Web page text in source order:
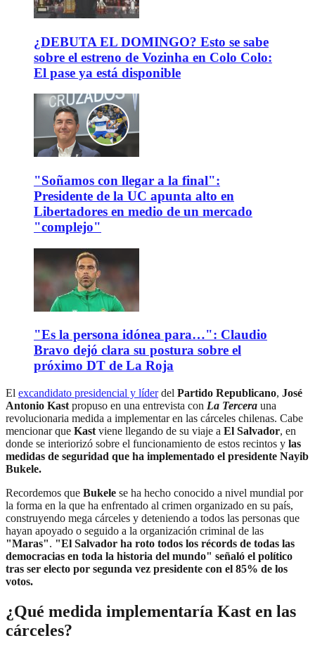
¿DEBUTA EL DOMINGO? Esto se sabe
sobre el estreno de Vozinha en Colo Colo:
El pase ya está disponible
"Soñamos con llegar a la final":
Presidente de la UC apunta alto en
Libertadores en medio de un mercado
"complejo"
"Es la persona idónea para…": Claudio
Bravo dejó clara su postura sobre el
próximo DT de La Roja
El excandidato presidencial y líderdel Partido Republicano, José
Antonio Kast propuso en una entrevista con La Tercera una
revolucionaria medida a implementar en las cárceles chilenas. Cabe
mencionar que Kast viene llegando de su viaje a El Salvador, en
donde se interiorizó sobre el funcionamiento de estos recintos y las
medidas de seguridad que ha implementado el presidente Nayib
Bukele.
Recordemos que Bukele se ha hecho conocido a nivel mundial por
la forma en la que ha enfrentado al crimen organizado en su país,
construyendo mega cárceles y deteniendo a todos las personas que
hayan apoyado o seguido a la organización criminal de las
"Maras". "El Salvador ha roto todos los récords de todas las
democracias en toda la historia del mundo" señaló el político
tras ser electo por segunda vez presidente con el 85% de los
votos.
¿Qué medida implementaría Kast en las
cárceles?